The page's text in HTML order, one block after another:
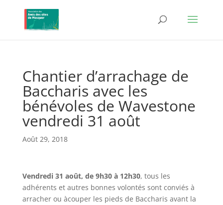
Chantier d’arrachage de
Baccharis avec les
bénévoles de Wavestone
vendredi 31 août
Août 29, 2018
Vendredi 31 août, de 9h30 à 12h30, tous les
adhérents et autres bonnes volontés sont conviés à
arracher ou àcouper les pieds de Baccharis avant la